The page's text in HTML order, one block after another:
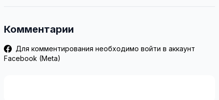
Комментарии
Для комментирования необходимо войти в аккаунт
Facebook (Meta)